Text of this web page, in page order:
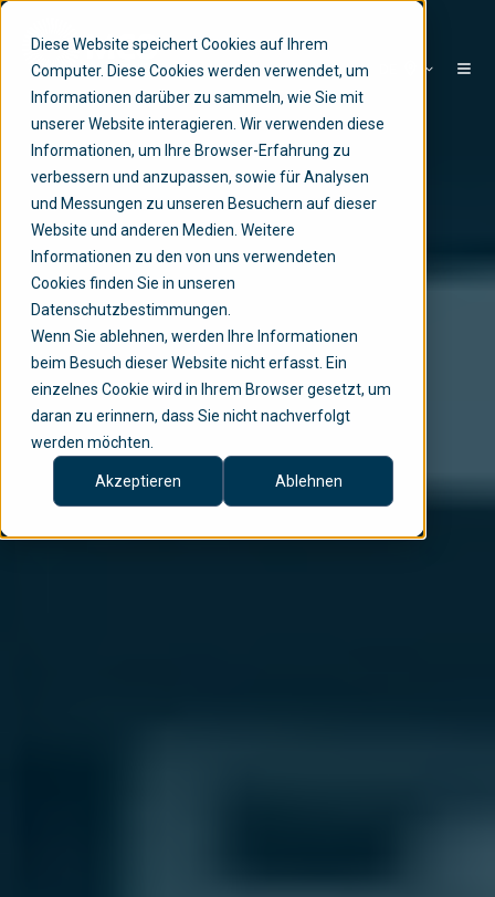
Diese Website speichert Cookies auf Ihrem
Computer. Diese Cookies werden verwendet, um
Informationen darüber zu sammeln, wie Sie mit
unserer Website interagieren. Wir verwenden diese
Informationen, um Ihre Browser-Erfahrung zu
verbessern und anzupassen, sowie für Analysen
und Messungen zu unseren Besuchern auf dieser
Website und anderen Medien. Weitere
Informationen zu den von uns verwendeten
Cookies finden Sie in unseren
Datenschutzbestimmungen.
Wenn Sie ablehnen, werden Ihre Informationen
beim Besuch dieser Website nicht erfasst. Ein
einzelnes Cookie wird in Ihrem Browser gesetzt, um
daran zu erinnern, dass Sie nicht nachverfolgt
werden möchten.
Akzeptieren Ablehnen